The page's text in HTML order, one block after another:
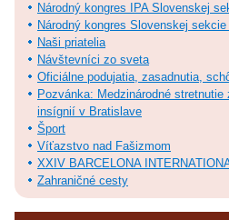
Národný kongres IPA Slovenskej
Národný kongres Slovenskej sekcie
Naši priatelia
Návštevníci zo sveta
Oficiálne podujatia, zasadnutia,
Pozvánka: Medzinárodné
insígnií v Bratislave
Šport
Víťazstvo nad Fašizmom
XXIV BARCELONA
Zahraničné cesty